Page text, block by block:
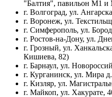
"Балтия", павильон М1 и
г. Волгоград, ул.
г. Воронеж, ул.
г. Симферополь, ул.
г. Ростов-на-Дону, ул.
г. Грозный, ул.
Кишиева, 82)
г. Барнаул, ул.
г. Курганинск, ул. Мира
г. Кизляр, ул.
г. Майкоп, ул. Хакурате,